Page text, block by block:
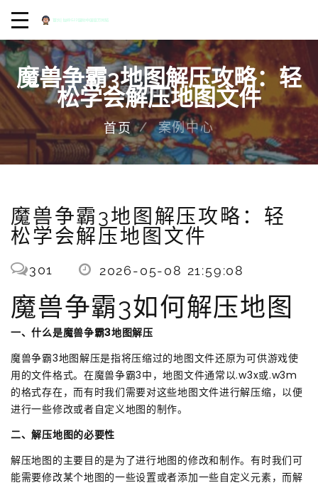
魔兽争霸3地图解压攻略：轻
松学会解压地图文件
首页 案例中心
魔兽争霸3地图解压攻略：轻
松学会解压地图文件
301 2026-05-08 21:59:08
魔兽争霸3如何解压地图
一、什么是魔兽争霸3地图解压
魔兽争霸3地图解压是指将压缩过的地图文件还原为可供游戏使
用的文件格式。在魔兽争霸3中，地图文件通常以.w3x或.w3m
的格式存在，而有时我们需要对这些地图文件进行解压缩，以便
进行一些修改或者自定义地图的制作。
二、解压地图的必要性
解压地图的主要目的是为了进行地图的修改和制作。有时我们可
能需要修改某个地图的一些设置或者添加一些自定义元素，而解